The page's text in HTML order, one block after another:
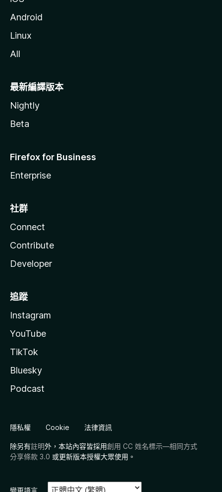
Android
Linux
All
最新編譯版本
Nightly
Beta
Firefox for Business
Enterprise
社群
Connect
Contribute
Developer
追蹤
Instagram
YouTube
TikTok
Bluesky
Podcast
隱私權 Cookie 法律資訊
除另有註明外，本站內容皆採用創用 CC 姓名標示—相同方式
分享條款 3.0 或更新版本授權大眾使用。
變更語言